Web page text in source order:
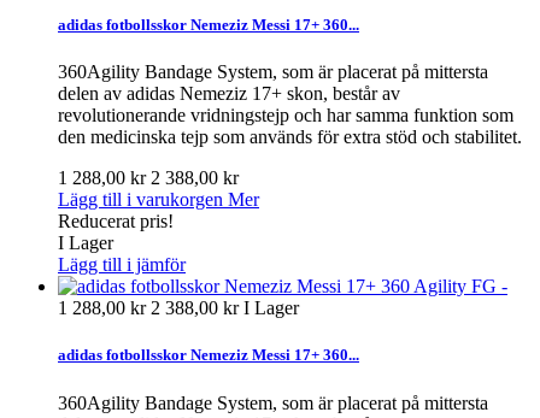
adidas fotbollsskor Nemeziz Messi 17+ 360...
360Agility Bandage System, som är placerat på mittersta
delen av adidas Nemeziz 17+ skon, består av
revolutionerande vridningstejp och har samma funktion som
den medicinska tejp som används för extra stöd och stabilitet.
1 288,00 kr 2 388,00 kr
Lägg till i varukorgen Mer
Reducerat pris!
I Lager
Lägg till i jämför
1 288,00 kr 2 388,00 krI Lager
adidas fotbollsskor Nemeziz Messi 17+ 360...
360Agility Bandage System, som är placerat på mittersta